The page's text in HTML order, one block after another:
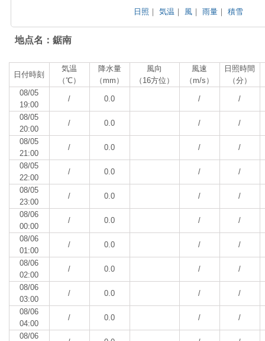
日照 ｜気温 ｜ 風 ｜雨量 ｜積雪
地点名：鋸南
日付時刻
気温
（℃）
降水量
（mm）
風向
（16方位）
風速
（m/s）
日照時間
（分）
08/05
19:00
/ 0.0 / /
08/05
20:00
/ 0.0 / /
08/05
21:00
/ 0.0 / /
08/05
22:00
/ 0.0 / /
08/05
23:00
/ 0.0 / /
08/06
00:00
/ 0.0 / /
08/06
01:00
/ 0.0 / /
08/06
02:00
/ 0.0 / /
08/06
03:00
/ 0.0 / /
08/06
04:00
/ 0.0 / /
08/06